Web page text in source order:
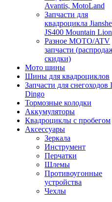
Avantis, MotoLand
Запчасти для
квадроцикла Jianshe
JS400 Mountain Lion
Разное МОТО/ATV
запчасти
скидки)
Мото шины
Шины для квадроциклов
Запчасти для снегоходов
Dingo
Тормозные колодки
Аккумуляторы
Квадроциклы с пробегом
Аксессуары
Зеркала
Инструмент
Перчатки
Шлемы
Противоугонные
устройства
Чехлы